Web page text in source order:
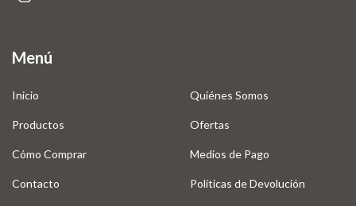
Menú
Inicio Quiénes Somos
Productos Ofertas
Cómo Comprar Medios de Pago
Contacto Políticas de Devolución